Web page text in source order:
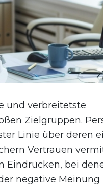
und verbreitetste
Zielgruppen.
Linie über deren
Vertrauen
Eindrücken, bei
negative Meinung